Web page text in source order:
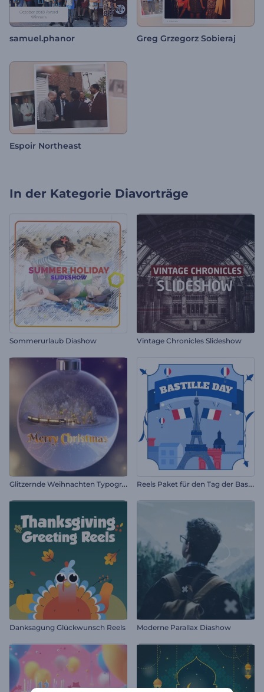
samuel.phanor Greg Grzegorz Sobieraj
Espoir Northeast
In der Kategorie Diavorträge
Sommerurlaub Diashow Vintage Chronicles Slideshow
G
litzernde Weihnachten Typografie R
eels Paket für den Tag der Bastille
Danksagung Glückwunsch Reels Moderne Parallax Diashow